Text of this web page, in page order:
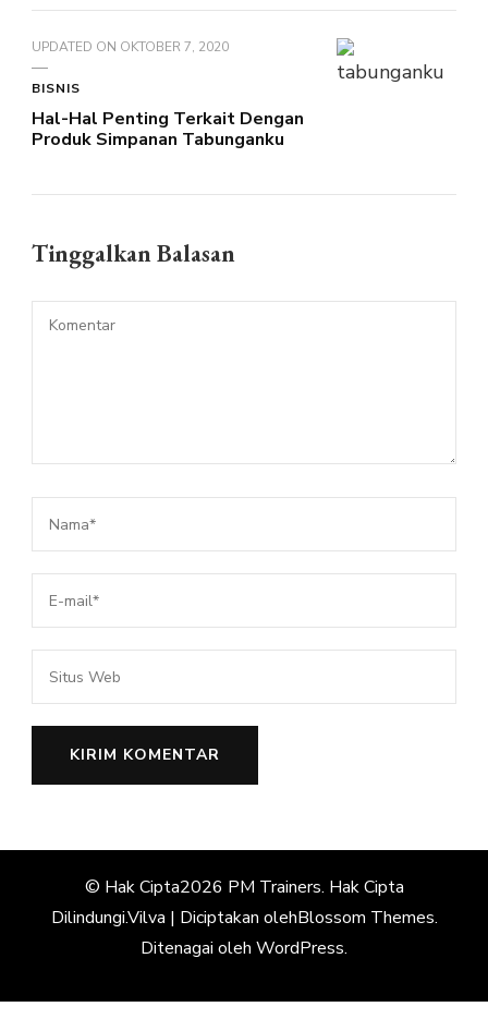
UPDATED ON OKTOBER 7, 2020
BISNIS
Hal-Hal Penting Terkait Dengan
Produk Simpanan Tabunganku
Tinggalkan Balasan
© Hak Cipta2026 PM Trainers. Hak Cipta
Dilindungi.Vilva | Diciptakan olehBlossom Themes.
Ditenagai oleh WordPress.